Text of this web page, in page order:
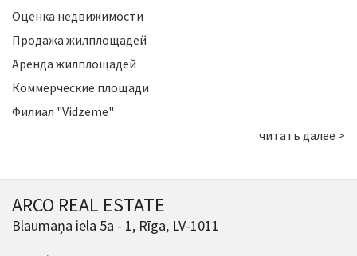
Оценка недвижимости
Продажа жилплощадей
Аренда жилплощадей
Коммерческие площади
Филиал "Vidzeme"
читать далее >
ARCO REAL ESTATE
Blaumaņa iela 5a - 1, Rīga, LV-1011